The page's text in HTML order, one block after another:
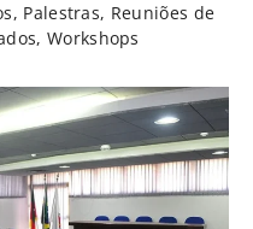
, Palestras, Reuniões de
, Workshops